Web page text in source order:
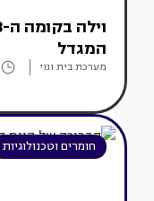
המגדל
מערכת בית ונוי
חומרים וטכנולוגיות